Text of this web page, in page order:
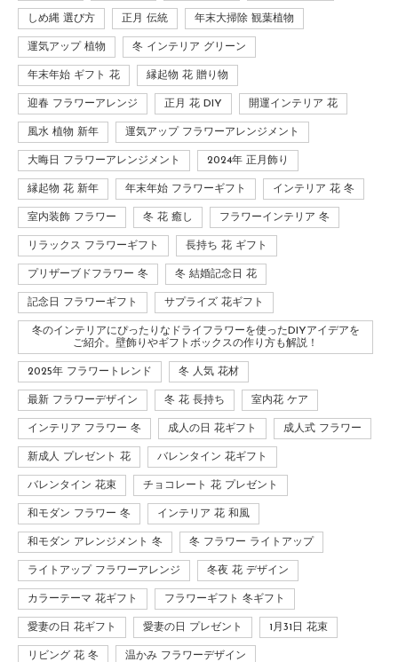
しめ縄 選び方 正月 伝統 年末大掃除 観葉植物
運気アップ 植物 冬 インテリア グリーン
年末年始 ギフト 花 縁起物 花 贈り物
迎春 フラワーアレンジ 正月 花 DIY 開運インテリア 花
風水 植物 新年 運気アップ フラワーアレンジメント
大晦日 フラワーアレンジメント 2024年 正月飾り
縁起物 花 新年 年末年始 フラワーギフト インテリア 花 冬
室内装飾 フラワー 冬 花 癒し フラワーインテリア 冬
リラックス フラワーギフト 長持ち 花 ギフト
プリザーブドフラワー 冬 冬 結婚記念日 花
記念日 フラワーギフト サプライズ 花ギフト
冬のインテリアにぴったりなドライフラワーを使ったDIYアイデアを
ご紹介。壁飾りやギフトボックスの作り方も解説！
2025年 フラワートレンド 冬 人気 花材
最新 フラワーデザイン 冬 花 長持ち 室内花 ケア
インテリア フラワー 冬 成人の日 花ギフト 成人式 フラワー
新成人 プレゼント 花 バレンタイン 花ギフト
バレンタイン 花束 チョコレート 花 プレゼント
和モダン フラワー 冬 インテリア 花 和風
和モダン アレンジメント 冬 冬 フラワー ライトアップ
ライトアップ フラワーアレンジ 冬夜 花 デザイン
カラーテーマ 花ギフト フラワーギフト 冬ギフト
愛妻の日 花ギフト 愛妻の日 プレゼント 1月31日 花束
リビング 花 冬 温かみ フラワーデザイン